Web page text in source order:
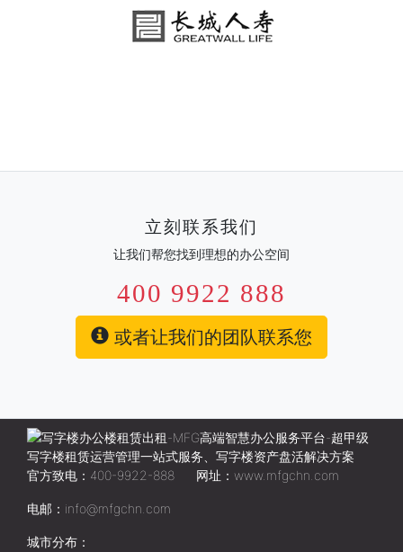
立刻联系我们
让我们帮您找到理想的办公空间
400 9922 888
或者让我们的团队联系您
官方致电：400-9922-888 网址：www.mfgchn.com
电邮：info@mfgchn.com
城市分布：